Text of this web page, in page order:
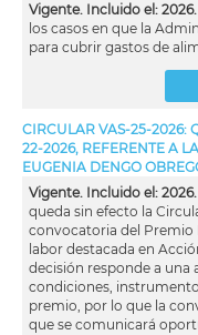
Vigente. Incluido el:
los casos en que la
para cubrir gastos de
CIRCULAR VAS-25-2026:
22-2026, REFERENTE A
EUGENIA DENGO
Vigente. Incluido el:
queda sin efecto la
convocatoria del Premio
labor destacada en
decisión responde a una
condiciones,
premio, por lo que la
que se comunicará